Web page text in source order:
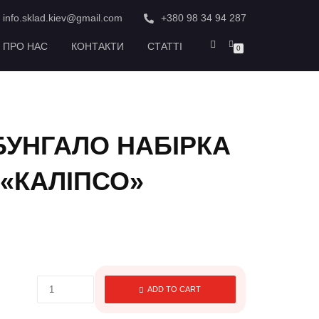
info.sklad.kiev@gmail.com +380 98 34 94 287
ПРО НАС КОНТАКТИ СТАТТІ 0
НАБІРКА
ADD TO CART